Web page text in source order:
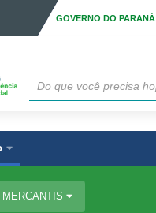
GOVERNO DO PARANÁ